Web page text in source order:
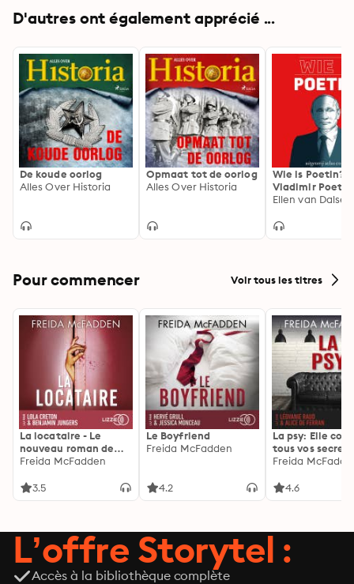
D'autres ont également apprécié ...
De koude oorlog
Alles Over Historia
Opmaat tot de oorlog
Alles Over Historia
Wie is Poetin?:
Vladimir Poetin
oorlog tegen
7 gesprekken
Ellen van
Pour commencer Voir tous les titres
La locataire - Le
nouveau roman de
l'autrice de La femme
Freida McFadden
3.5
Le Boyfriend
Freida McFadden
4.2
La psy: Elle
tous vos
découvrez les
Freida
4.6
L’offre Storytel :
Accès à la bibliothèque complète